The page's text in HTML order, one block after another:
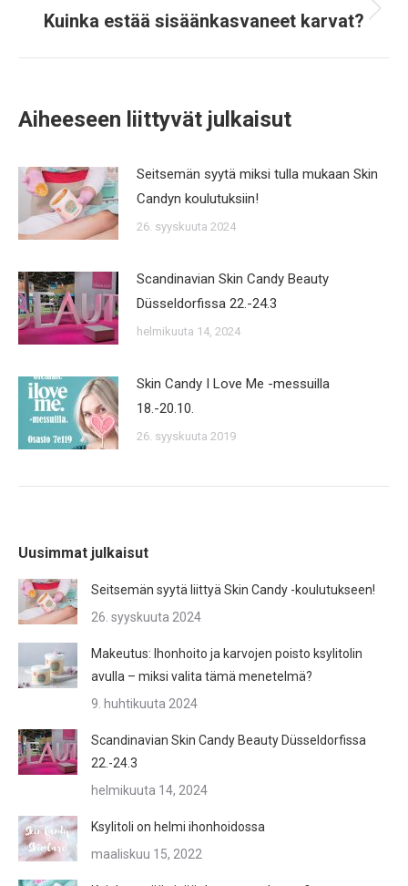
Seuraava
Kuinka estää sisäänkasvaneet karvat?
Aiheeseen liittyvät julkaisut
Seitsemän syytä miksi tulla mukaan Skin
Candyn koulutuksiin!
26. syyskuuta 2024
Scandinavian Skin Candy Beauty
Düsseldorfissa 22.-24.3
helmikuuta 14, 2024
Skin Candy I Love Me -messuilla
18.-20.10.
26. syyskuuta 2019
Uusimmat julkaisut
Seitsemän syytä liittyä Skin Candy -koulutukseen!
26. syyskuuta 2024
Makeutus: Ihonhoito ja karvojen poisto ksylitolin
avulla – miksi valita tämä menetelmä?
9. huhtikuuta 2024
Scandinavian Skin Candy Beauty Düsseldorfissa
22.-24.3
helmikuuta 14, 2024
Ksylitoli on helmi ihonhoidossa
maaliskuu 15, 2022